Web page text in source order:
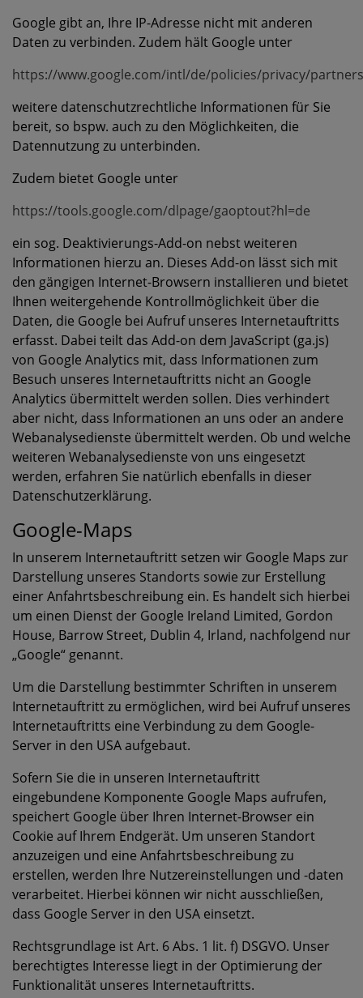
Google gibt an, Ihre IP-Adresse nicht mit anderen
Daten zu verbinden. Zudem hält Google unter
https://www.google.com/intl/de/policies/privacy/partners
weitere datenschutzrechtliche Informationen für Sie
bereit, so bspw. auch zu den Möglichkeiten, die
Datennutzung zu unterbinden.
Zudem bietet Google unter
https://tools.google.com/dlpage/gaoptout?hl=de
ein sog. Deaktivierungs-Add-on nebst weiteren
Informationen hierzu an. Dieses Add-on lässt sich mit
den gängigen Internet-Browsern installieren und bietet
Ihnen weitergehende Kontrollmöglichkeit über die
Daten, die Google bei Aufruf unseres Internetauftritts
erfasst. Dabei teilt das Add-on dem JavaScript (ga.js)
von Google Analytics mit, dass Informationen zum
Besuch unseres Internetauftritts nicht an Google
Analytics übermittelt werden sollen. Dies verhindert
aber nicht, dass Informationen an uns oder an andere
Webanalysedienste übermittelt werden. Ob und welche
weiteren Webanalysedienste von uns eingesetzt
werden, erfahren Sie natürlich ebenfalls in dieser
Datenschutzerklärung.
Google-Maps
In unserem Internetauftritt setzen wir Google Maps zur
Darstellung unseres Standorts sowie zur Erstellung
einer Anfahrtsbeschreibung ein. Es handelt sich hierbei
um einen Dienst der Google Ireland Limited, Gordon
House, Barrow Street, Dublin 4, Irland, nachfolgend nur
„Google“ genannt.
Um die Darstellung bestimmter Schriften in unserem
Internetauftritt zu ermöglichen, wird bei Aufruf unseres
Internetauftritts eine Verbindung zu dem Google-
Server in den USA aufgebaut.
Sofern Sie die in unseren Internetauftritt
eingebundene Komponente Google Maps aufrufen,
speichert Google über Ihren Internet-Browser ein
Cookie auf Ihrem Endgerät. Um unseren Standort
anzuzeigen und eine Anfahrtsbeschreibung zu
erstellen, werden Ihre Nutzereinstellungen und -daten
verarbeitet. Hierbei können wir nicht ausschließen,
dass Google Server in den USA einsetzt.
Rechtsgrundlage ist Art. 6 Abs. 1 lit. f) DSGVO. Unser
berechtigtes Interesse liegt in der Optimierung der
Funktionalität unseres Internetauftritts.